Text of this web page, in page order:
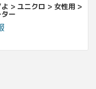
> ユニクロ > 女性用 >
ー